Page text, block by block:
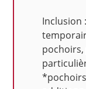
Inclusion